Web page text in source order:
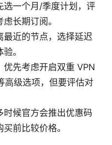
选一个月/季度计划，评
长期订阅。
最近的节点，选择延迟
。
先考虑开启双重 VPN
级选项，但要评估对
时候官方会推出优惠码
前比较价格。